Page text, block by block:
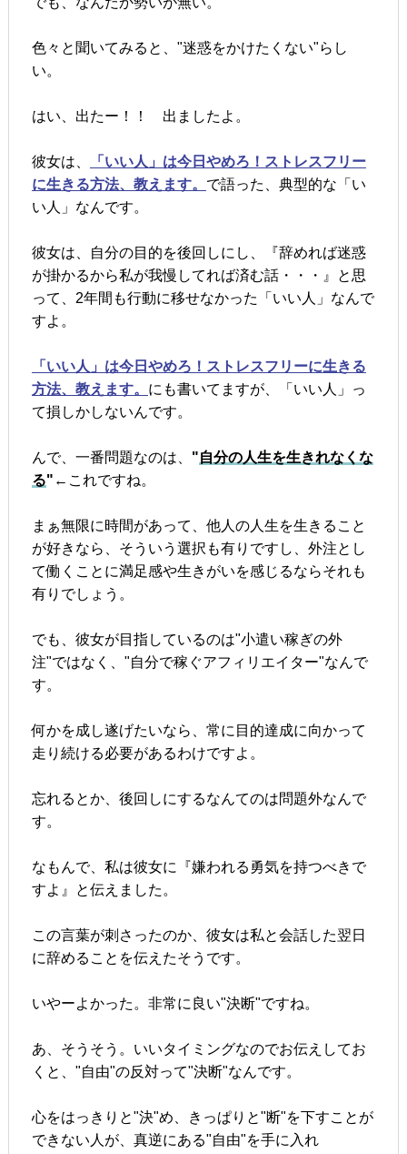
色々と聞いてみると、"迷惑をかけたくない"らし
い。
はい、出たー！！ 出ましたよ。
彼女は、
「いい人」は今日やめろ！ストレスフリー
に生きる方法、教えます。 で語った、典型的な「い
い人」なんです。
彼女は、自分の目的を後回しにし、『辞めれば迷惑
が掛かるから私が我慢してれば済む話・・・』と思
って、2年間も行動に移せなかった「いい人」なんで
すよ。
「いい人」は今日やめろ！ストレスフリーに生きる
方法、教えます。 にも書いてますが、「いい人」っ
て損しかしないんです。
んで、一番問題なのは、 "自分の人生を生きれなくな
る" ←これですね。
まぁ無限に時間があって、他人の人生を生きること
が好きなら、そういう選択も有りですし、外注とし
て働くことに満足感や生きがいを感じるならそれも
有りでしょう。
でも、彼女が目指しているのは"小遣い稼ぎの外
注"ではなく、"自分で稼ぐアフィリエイター"なんで
す。
何かを成し遂げたいなら、常に目的達成に向かって
走り続ける必要があるわけですよ。
忘れるとか、後回しにするなんてのは問題外なんで
す。
なもんで、私は彼女に『嫌われる勇気を持つべきで
すよ』と伝えました。
この言葉が刺さったのか、彼女は私と会話した翌日
に辞めることを伝えたそうです。
いやーよかった。非常に良い"決断"ですね。
あ、そうそう。いいタイミングなのでお伝えしてお
くと、"自由"の反対って"決断"なんです。
心をはっきりと"決"め、きっぱりと"断"を下すことが
できない人が、真逆にある"自由"を手に入れ